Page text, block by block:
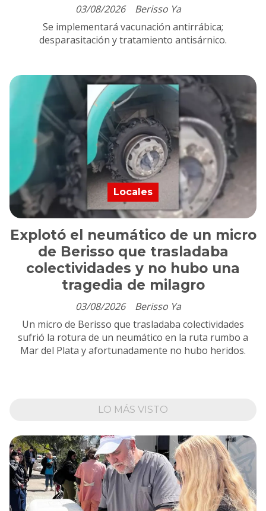
Berisso Ya
03/08/2026
Se implementará vacunación antirrábica;
desparasitación y tratamiento antisárnico.
Explotó el neumático de un micro
de Berisso que trasladaba
colectividades y no hubo una
tragedia de milagro
Berisso Ya
Locales
03/08/2026
Un micro de Berisso que trasladaba colectividades
sufrió la rotura de un neumático en la ruta rumbo a
Mar del Plata y afortunadamente no hubo heridos.
LO MÁS VISTO